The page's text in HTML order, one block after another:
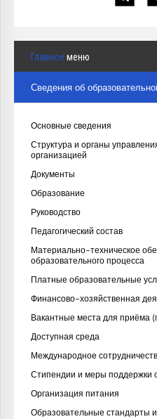
Главное меню
Сведения об
Основные сведения
Структура и органы
организацией
Документы
Образование
Руководство
Педагогический состав
Материально-техническое
образовательного процесса
Платные образовательные
Финансово-хозяйственная
Вакантные места для приёма
Доступная среда
Международное
Стипендии и меры поддержки
Организация питания
Образовательные стандарты